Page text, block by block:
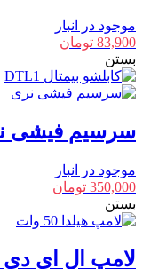
موجود در انبار
83,900 تومان
بستن
سرسیم فیشی
موجود در انبار
350,000 تومان
بستن
لامپ ال ای دی هیلدا 50 وات